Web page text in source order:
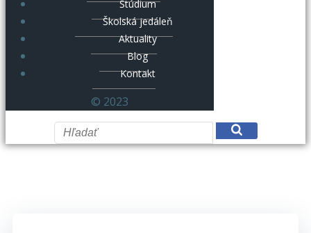
Štúdium
Školská jedáleň
Aktuality
Blog
Kontakt
© 2023